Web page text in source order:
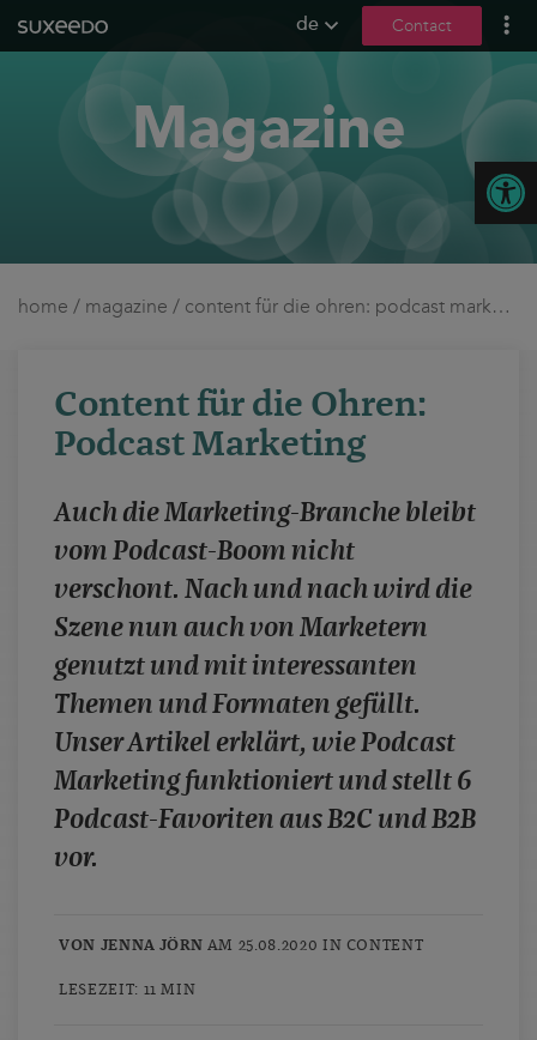
de Contact
what we do
leadgenerierung
content marketing
social media
b2b marketing
ux und conversions
about us
references
case studies
whitepaper
branchen
magazine
contact
Magazine
home / magazine / content für die ohren: podcast marketing
Content für die Ohren:
Podcast Marketing
Auch die Marketing-Branche bleibt
vom Podcast-Boom nicht
verschont. Nach und nach wird die
Szene nun auch von Marketern
genutzt und mit interessanten
Themen und Formaten gefüllt.
Unser Artikel erklärt, wie Podcast
Marketing funktioniert und stellt 6
Podcast-Favoriten aus B2C und B2B
vor.
VON JENNA JÖRN AM 25.08.2020 IN CONTENT
LESEZEIT: 11 MIN